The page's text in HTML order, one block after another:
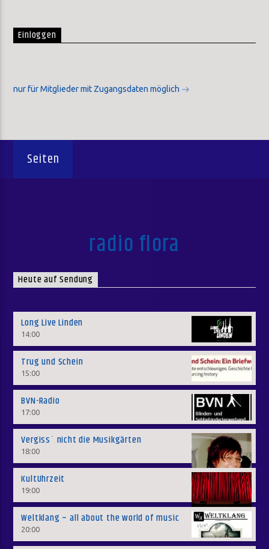
Einloggen
nur für Mitglieder mit Zugangsdaten möglich
Seiten
radio flora
Heute auf Sendung
Long Live Linden
14:00
Trug und Schein
15:00
BVN-Radio
17:00
Vergiss´ nicht die Musikgärten
18:00
KultUhrzeit
19:00
Weltklang – all about the world of music
20:00